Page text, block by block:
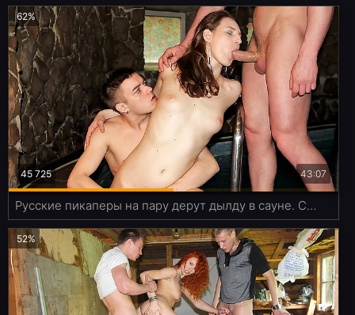
43:07
62%
45 725
Русские пикаперы на пару дерут дылду в сауне. Сыграла в русский "бильярд"
52%